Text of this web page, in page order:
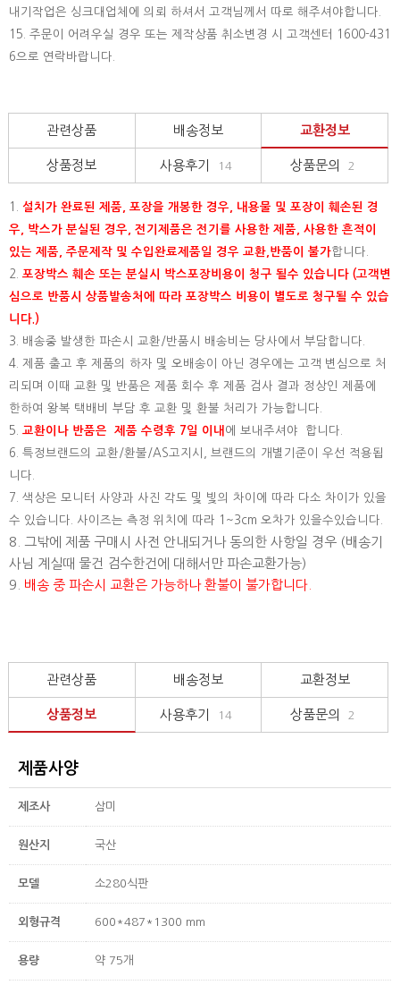
내기작업은 싱크대업체에 의뢰 하셔서 고객님께서 따로 해주셔야합니다.
15. 주문이 어려우실 경우 또는 제작상품 취소변경 시 고객센터 1600-431
6으로 연락바랍니다.
관련상품 배송정보 교환정보
상품정보 사용후기 14 상품문의 2
1. 설치가 완료된 제품, 포장을 개봉한 경우, 내용물 및 포장이 훼손된 경
우, 박스가 분실된 경우, 전기제품은 전기를 사용한 제품, 사용한 흔적이
있는 제품, 주문제작 및 수입완료제품일 경우 교환,반품이 불가합니다.
2. 포장박스 훼손 또는 분실시 박스포장비용이 청구 될수 있습니다 (고객변
심으로 반품시 상품발송처에 따라 포장박스 비용이 별도로 청구될 수 있습
니다.)
3. 배송중 발생한 파손시 교환/반품시 배송비는 당사에서 부담합니다.
4. 제품 출고 후 제품의 하자 및 오배송이 아닌 경우에는 고객 변심으로 처
리되며 이때 교환 및 반품은 제품 회수 후 제품 검사 결과 정상인 제품에
한하여 왕복 택배비 부담 후 교환 및 환불 처리가 가능합니다.
5. 교환이나 반품은 제품 수령후 7일 이내 에 보내주셔야 합니다.
6. 특정브랜드의 교환/환불/AS고지시, 브랜드의 개별기준이 우선 적용됩
니다.
7. 색상은 모니터 사양과 사진 각도 및 빛의 차이에 따라 다소 차이가 있을
수 있습니다. 사이즈는 측정 위치에 따라 1~3cm 오차가 있을수있습니다.
8. 그밖에 제품 구매시 사전 안내되거나 동의한 사항일 경우 (배송기
사님 계실때 물건 검수한건에 대해서만 파손교환가능)
9. 배송 중 파손시 교환은 가능하나 환불이 불가합니다.
관련상품 배송정보 교환정보
상품정보 사용후기 14 상품문의 2
제품사양
제조사 삼미
원산지 국산
모델 소280식판
외형규격 600*487*1300 mm
용량 약 75개